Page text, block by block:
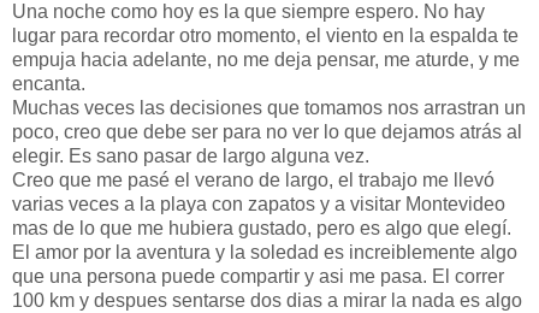
Una noche como hoy es la que siempre espero. No hay
lugar para recordar otro momento, el viento en la espalda te
empuja hacia adelante, no me deja pensar, me aturde, y me
encanta.
Muchas veces las decisiones que tomamos nos arrastran un
poco, creo que debe ser para no ver lo que dejamos atrás al
elegir. Es sano pasar de largo alguna vez.
Creo que me pasé el verano de largo, el trabajo me llevó
varias veces a la playa con zapatos y a visitar Montevideo
mas de lo que me hubiera gustado, pero es algo que elegí.
El amor por la aventura y la soledad es increiblemente algo
que una persona puede compartir y asi me pasa. El correr
100 km y despues sentarse dos dias a mirar la nada es algo